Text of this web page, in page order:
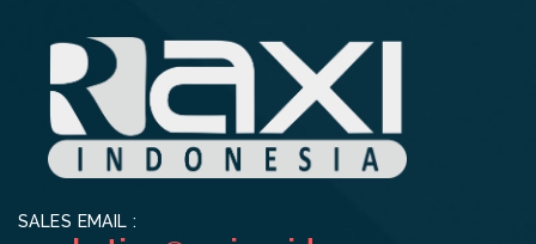
SALES EMAIL :